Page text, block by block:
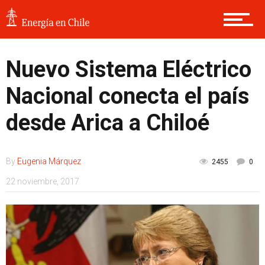
Nuevo Sistema Eléctrico
Nacional conecta el país
desde Arica a Chiloé
By Eugenia Márquez
22 noviembre, 2017
2455 0